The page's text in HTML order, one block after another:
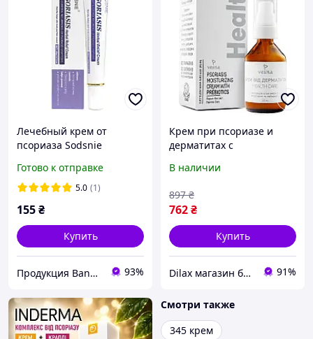
Лечебный крем от
псориаза Sodsnie
Готово к отправке
5.0 (1)
155₴
Купить
Продукция Bang De Li 93%
Крем при псориазе и
дерматитах с
Health Care Psoriasis
Prebiotics 50ml (1266086)
В наличии
762₴
897 ₴
Купить
Dilax магазин брендовых детских игрушек и товаров для родителей. 91%
Смотри также
345 крем